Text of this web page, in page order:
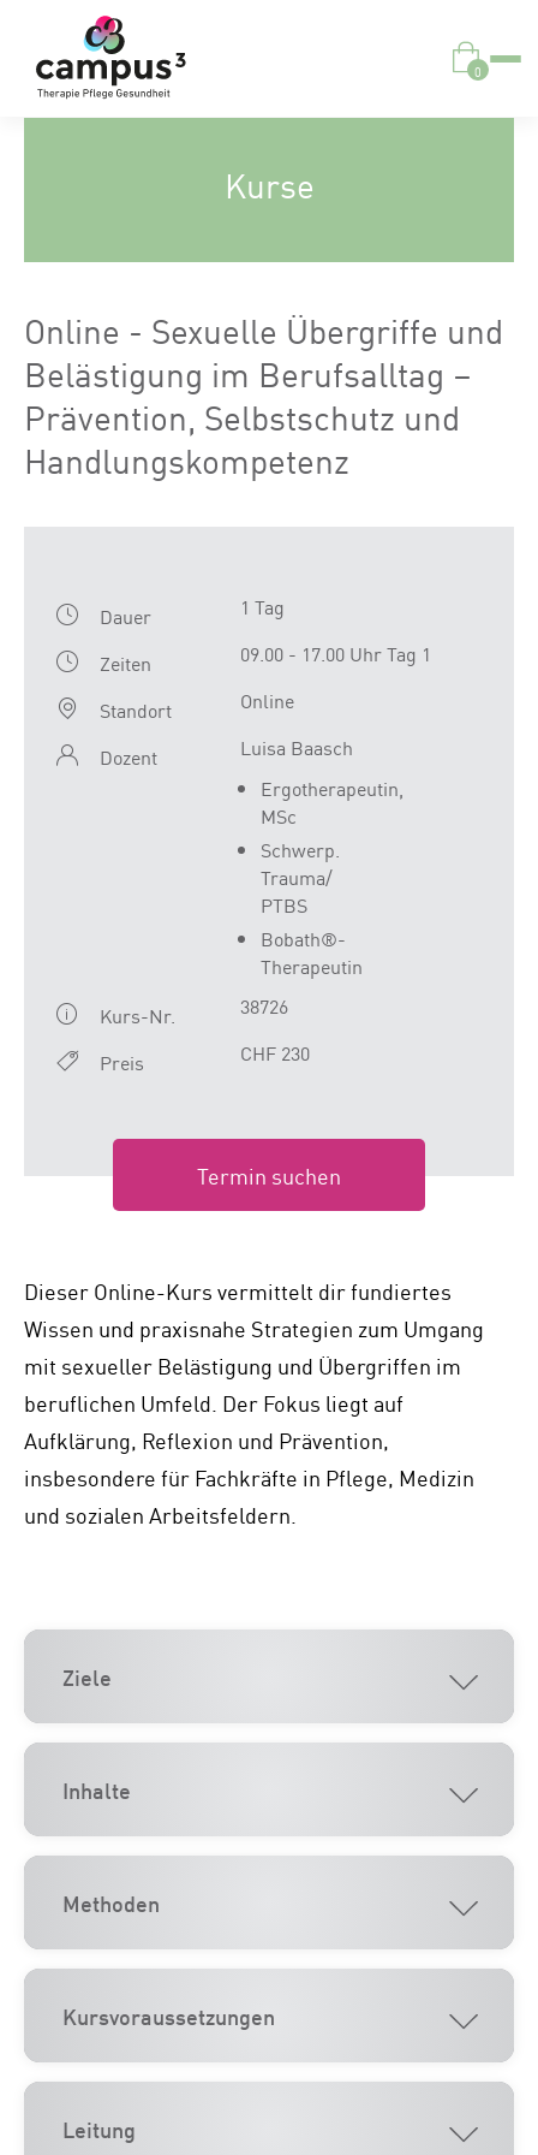
0
Kurse
Online - Sexuelle Übergriffe und
Belästigung im Berufsalltag –
Prävention, Selbstschutz und
Handlungskompetenz
Dauer
1 Tag
Zeiten
09.00 - 17.00 Uhr Tag 1
Standort
Online
Dozent
Luisa Baasch
Ergotherapeutin,
MSc
Schwerp.
Trauma/
PTBS
Bobath®-
Therapeutin
Kurs-Nr.
38726
Preis
CHF 230
Termin suchen
Dieser Online-Kurs vermittelt dir fundiertes
Wissen und praxisnahe Strategien zum Umgang
mit sexueller Belästigung und Übergriffen im
beruflichen Umfeld. Der Fokus liegt auf
Aufklärung, Reflexion und Prävention,
insbesondere für Fachkräfte in Pflege, Medizin
und sozialen Arbeitsfeldern.
Ziele
Inhalte
Methoden
Kursvoraussetzungen
Leitung